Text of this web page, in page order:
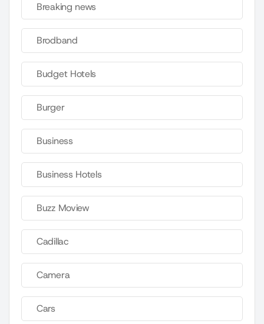
Breaking news
Brodband
Budget Hotels
Burger
Business
Business Hotels
Buzz Moview
Cadillac
Camera
Cars